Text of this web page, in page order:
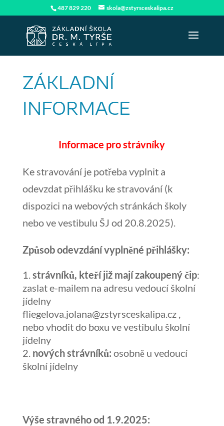
487 829 220 skola@zstyrsceskalipa.cz
ZÁKLADNÍ
INFORMACE
Informace pro strávníky
Ke stravování je potřeba vyplnit a
odevzdat přihlášku ke stravování (k
dispozici na webových stránkách školy
nebo ve vestibulu ŠJ od 20.8.2025).
Způsob odevzdání vyplněné přihlášky:
strávníků, kteří již mají zakoupený čip:
zaslat e-mailem na adresu vedoucí školní
jídelny
fliegelova.jolana@zstyrsceskalipa.cz ,
nebo vhodit do boxu ve vestibulu školní
jídelny
nových strávníků: osobně u vedoucí
školní jídelny
Výše stravného od 1.9.2025: